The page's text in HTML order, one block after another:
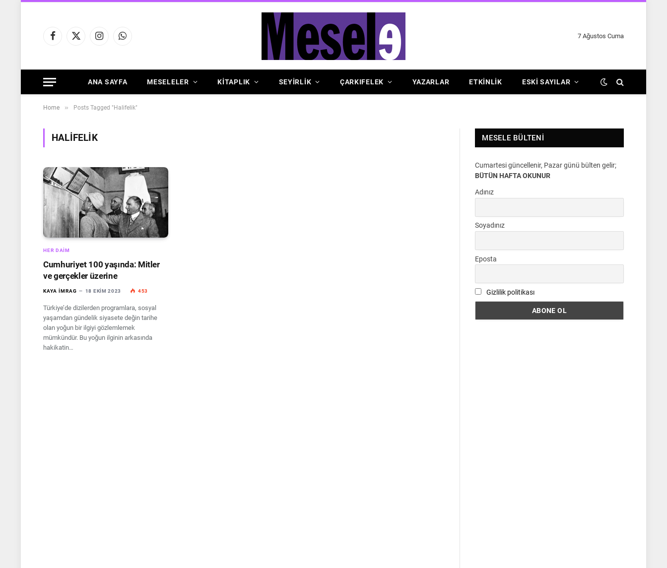
Facebook
X
InstagramWhatsApp
7 Ağustos Cuma
ANA SAYFA MESELELER KİTAPLIK SEYİRLİK ÇARKIFELEK YAZARLAR ETKINLIK ESKI SAYILAR
Home » Posts Tagged "Halifelik"
HALIFELIK
HER DAIM
Cumhuriyet 100 yaşında: Mitler
ve gerçekler üzerine
KAYA İMRAG 18 EKIM 2023 453
Türkiye’de dizilerden programlara, sosyal
yaşamdan gündelik siyasete değin tarihe
olan yoğun bir ilgiyi gözlemlemek
mümkündür. Bu yoğun ilginin arkasında
hakikatin…
MESELE BÜLTENI
Cumartesi güncellenir, Pazar günü bülten gelir;
BÜTÜN HAFTA OKUNUR
Adınız
Soyadınız
Eposta
Gizlilik politikası